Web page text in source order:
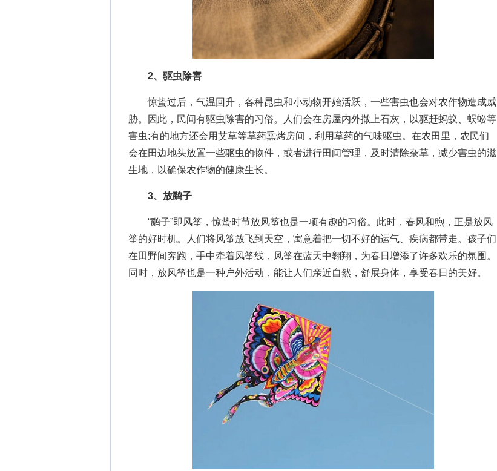
2、驱虫除害
惊蛰过后，气温回升，各种昆虫和小动物开始活跃，一些害虫也会对农作物造成威
胁。因此，民间有驱虫除害的习俗。人们会在房屋内外撒上石灰，以驱赶蚂蚁、蜈蚣等
害虫;有的地方还会用艾草等草药熏烤房间，利用草药的气味驱虫。在农田里，农民们
会在田边地头放置一些驱虫的物件，或者进行田间管理，及时清除杂草，减少害虫的滋
生地，以确保农作物的健康生长。
3、放鹞子
“鹞子”即风筝，惊蛰时节放风筝也是一项有趣的习俗。此时，春风和煦，正是放风
筝的好时机。人们将风筝放飞到天空，寓意着把一切不好的运气、疾病都带走。孩子们
在田野间奔跑，手中牵着风筝线，风筝在蓝天中翱翔，为春日增添了许多欢乐的氛围。
同时，放风筝也是一种户外活动，能让人们亲近自然，舒展身体，享受春日的美好。